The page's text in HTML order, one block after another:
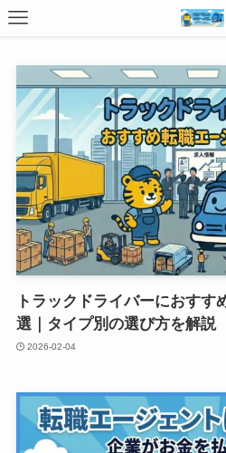
トラックドライバーにおすす
選｜タイプ別の選び方を解説
2026-02-04